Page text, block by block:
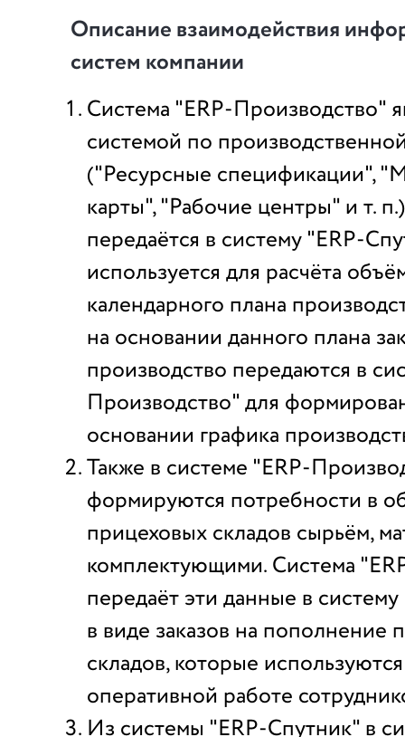
Описание взаимодействия
систем компании
Система "ERP-Производство"
системой по
("Ресурсные спецификации",
карты", "Рабочие центры" и т.
передаётся в систему "ERP-
используется для расчёта
календарного плана
на основании данного плана
производство передаются в
Производство" для
основании графика
Также в системе "ERP-
формируются потребности в
прицеховых складов сырьём,
комплектующими. Система
передаёт эти данные в
в виде заказов на пополнение
складов, которые
оперативной работе
Из системы "ERP-Спутник" в